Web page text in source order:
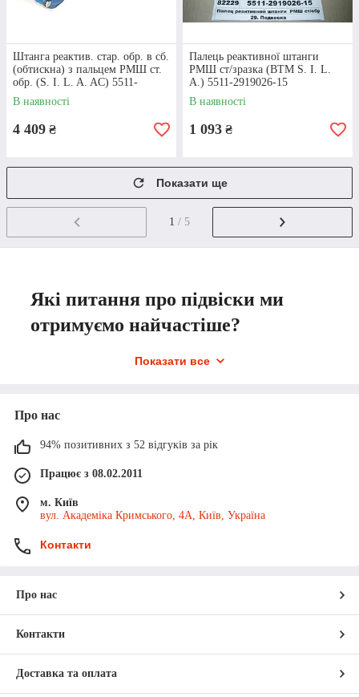
Штанга реактив. стар. обр. в сб.
(обтискна) з пальцем РМШ ст.
обр. (S. I. L. A. AC) 5511-
2919012-15
В наявності
4 409 ₴
Палець реактивної штанги
РМШ ст/зразка (ВТМ S. I. L.
A.) 5511-2919026-15
В наявності
1 093 ₴
Показати ще
1 / 5
Які питання про підвіски ми
отримуємо найчастіше?
Яка роль заднього моста (моста
використовуються в КАМАЗі?
Як визначити, коли задній міст
потребує обслуговування?
Показати все
Про нас
94% позитивних з 52 відгуків за рік
Працює з 08.02.2011
м. Київ
вул. Академіка Кримського, 4А, Київ, Україна
Контакти
Про нас
Контакти
Доставка та оплата